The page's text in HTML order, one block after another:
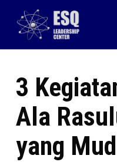
content
3
Ala
yang